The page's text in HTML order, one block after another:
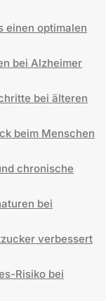
einen optimalen
bei Alzheimer
bei älteren
beim Menschen
chronische
bei
verbessert
Risiko bei